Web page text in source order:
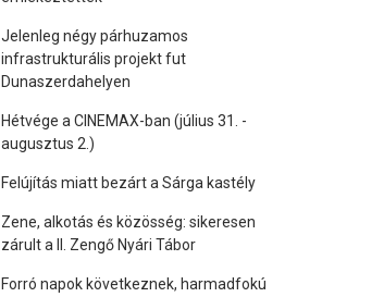
Jelenleg négy párhuzamos
infrastrukturális projekt fut
Dunaszerdahelyen
Hétvége a CINEMAX-ban (július 31. -
augusztus 2.)
Felújítás miatt bezárt a Sárga kastély
Zene, alkotás és közösség: sikeresen
zárult a II. Zengő Nyári Tábor
Forró napok következnek, harmadfokú